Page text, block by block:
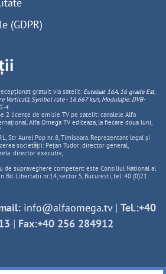
(GDPR)
gratuit via satelit: Eutelsat 16A, 16 grade Est,
Verticală, Symbol rate - 16.667 ks/s, Modulație: DVB-
4.
2 licențe de emisie TV pe satelit: canalele Alfa
Alfa Omega TV editeaza, la fiecare doua luni,
Str Aurel Pop nr. 8, Timisoara. Reprezentant legal și
societății: Pețan Tudor: director general,
director executiv;
de supraveghere competent este Consiliul National al
Bd. Libertatii nr.14, sector 5, Bucuresti, tel: 40 (0)21
info@alfaomega.tv| Tel.:+40
| Fax:+40 256 284912